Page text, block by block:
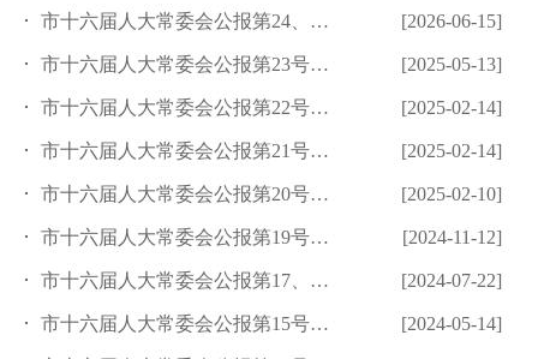
市十六届人大常委会公报第24、25号（总第17期） [2026-06-15]
市十六届人大常委会公报第23号（总第16期） [2025-05-13]
市十六届人大常委会公报第22号（总第15期） [2025-02-14]
市十六届人大常委会公报第21号（总第14期） [2025-02-14]
市十六届人大常委会公报第20号（总第13期） [2025-02-10]
市十六届人大常委会公报第19号（总第12期） [2024-11-12]
市十六届人大常委会公报第17、18号（总第11期） [2024-07-22]
市十六届人大常委会公报第15号（总第10期） [2024-05-14]